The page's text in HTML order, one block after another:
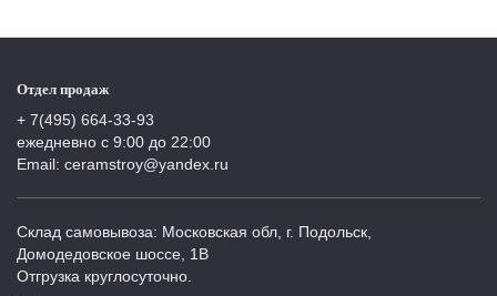
Отдел продаж
+ 7(495) 664-33-93
ежедневно с 9:00 до 22:00
Email: ceramstroy@yandex.ru
Склад самовывоза: Московская обл, г. Подольск,
Домодедовское шоссе, 1В
Отгрузка круглосуточно.